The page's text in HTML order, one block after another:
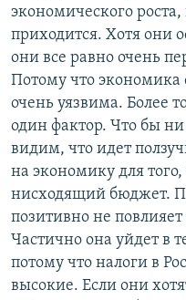
экономического
приходится. Хотя они
они все равно очень
Потому что экономика
очень уязвима. Более
один фактор. Что бы
видим, что идет
на экономику для
нисходящий бюджет.
позитивно не
Частично она уйдет в
потому что налоги в
высокие. Если они